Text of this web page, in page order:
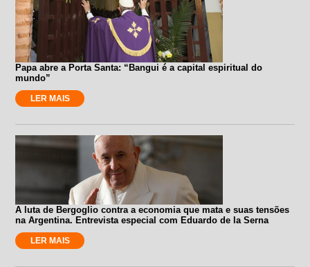
Papa abre a Porta Santa: “Bangui é a capital espiritual do
mundo”
LER MAIS
A luta de Bergoglio contra a economia que mata e suas tensões
na Argentina. Entrevista especial com Eduardo de la Serna
LER MAIS